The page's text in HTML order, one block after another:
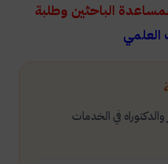
في الخدمات
الباحثين وطلبة
العلمي